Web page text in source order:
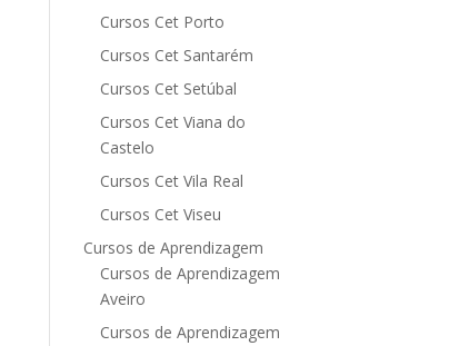
Cursos Cet Porto
Cursos Cet Santarém
Cursos Cet Setúbal
Cursos Cet Viana do
Castelo
Cursos Cet Vila Real
Cursos Cet Viseu
Cursos de Aprendizagem
Cursos de Aprendizagem
Aveiro
Cursos de Aprendizagem